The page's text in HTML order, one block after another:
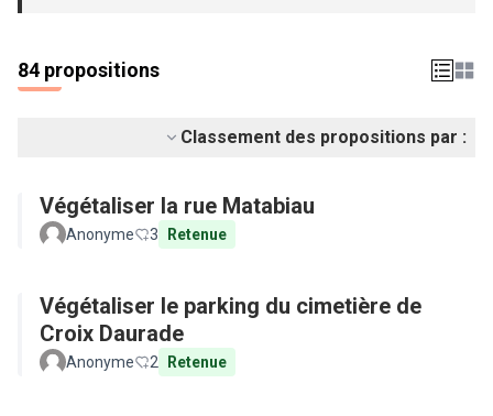
84 propositions
Classement des propositions par :
Végétaliser la rue Matabiau
Anonyme 3 Retenue
Végétaliser le parking du cimetière de
Croix Daurade
Anonyme 2 Retenue